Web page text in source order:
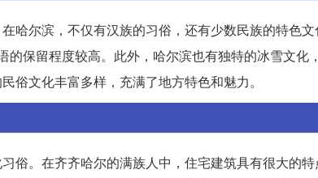
哈尔滨，不仅有汉族的习俗，还有少数民族的特色
保留程度较高。此外，哈尔滨也有独特的冰雪文化
俗文化丰富多样，充满了地方特色和魅力。
俗。在齐齐哈尔的满族人中，住宅建筑具有很大的